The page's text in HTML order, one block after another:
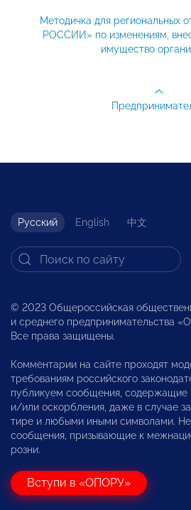
Методичка для региональных
РОССИИ» по изменениям,
имущество
Русский English 中文
© 2023 Общероссийская
и среднего предпринимательства
Все права защищены.
Комментарии на сайте проходят
требованиям российского
публикуем сообщения, содержащие
и/или оскорбления, даже в случае
тире и любыми иными символами.
сообщения, призывающие к
розни.
Вступи в «ОПОРУ»